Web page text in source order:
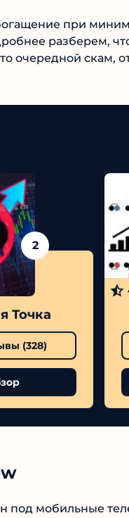
при
разберем,
очередной скам,
2
Точка
(328)
под мобильные